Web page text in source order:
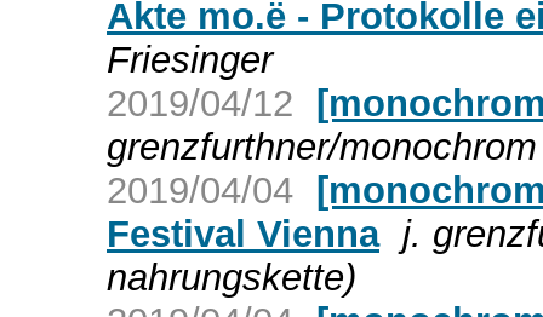
Akte mo.ë - Protokolle
Friesinger
2019/04/12
grenzfurthner/
2019/04/04
Festival Vienna j.
nahrungskette)